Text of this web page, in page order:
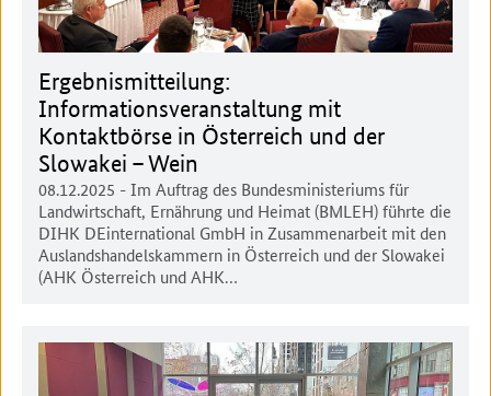
Ergebnismitteilung:
Informationsveranstaltung mit
Kontaktbörse in Österreich und der
Slowakei – Wein
08.12.2025 - Im Auftrag des Bundesministeriums für
Landwirtschaft, Ernährung und Heimat (BMLEH) führte die
DIHK DEinternational GmbH in Zusammenarbeit mit den
Auslandshandelskammern in Österreich und der Slowakei
(AHK Österreich und AHK…